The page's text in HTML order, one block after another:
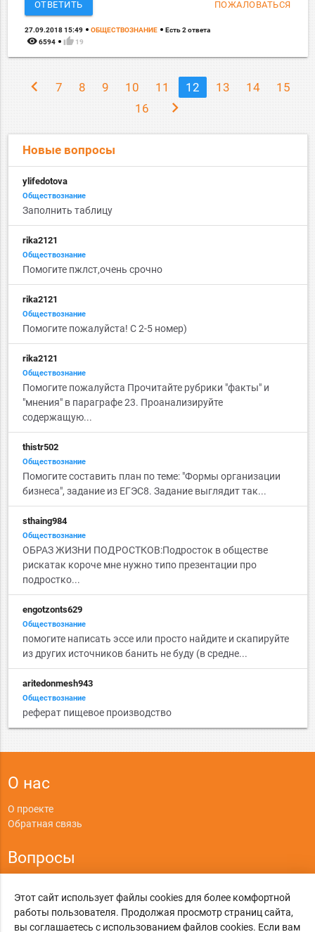
ОТВЕТИТЬ ПОЖАЛОВАТЬСЯ
27.09.2018 15:49 ОБЩЕСТВОЗНАНИЕ Есть 2 ответа
remove_red_eye 6594 thumb_up 19
chevron_left 7 8 9 10 11 12 13 14
15
16
chevron_right
Новые вопросы
ylifedotova
Обществознание
Заполнить таблицу
rika2121
Обществознание
Помогите пжлст,очень срочно
rika2121
Обществознание
Помогите пожалуйста! С 2-5 номер)
rika2121
Обществознание
Помогите пожалуйста Прочитайте рубрики "факты" и
"мнения" в параграфе 23. Проанализируйте
содержащую...
thistr502
Обществознание
Помогите составить план по теме: "Формы организации
бизнеса", задание из ЕГЭС8. Задание выглядит так...
sthaing984
Обществознание
ОБРАЗ ЖИЗНИ ПОДРОСТКОВ:Подросток в обществе
рискатак короче мне нужно типо презентации про
подростко...
engotzonts629
Обществознание
помогите написать эссе или просто найдите и скапируйте
из других источников банить не буду (в средне...
aritedonmesh943
Обществознание
реферат пищевое производство
О нас
О проекте
Обратная связь
Вопросы
Политика конфиденциальности
Этот сайт использует файлы cookies для более комфортной
работы пользователя. Продолжая просмотр страниц сайта,
вы соглашаетесь с использованием файлов cookies. Если вам